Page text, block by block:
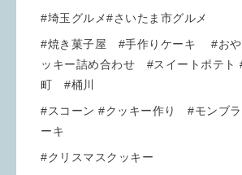
#埼玉グルメ#さいたま市グルメ
#焼き菓子屋 #手作りケーキ #おや
ッキー詰め合わせ #スイートポテ
町 #桶川
#スコーン #クッキー作り #モンブ
ーキ
#クリスマスクッキー